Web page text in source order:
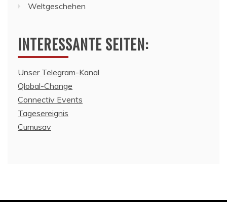
Weltgeschehen
INTERESSANTE SEITEN:
Unser Telegram-Kanal
Qlobal-Change
Connectiv Events
Tagesereignis
Cumusav